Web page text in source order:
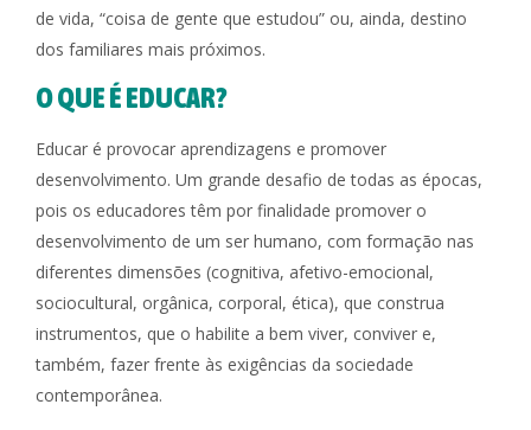
de vida, “coisa de gente que estudou” ou, ainda, destino
dos familiares mais próximos.
O QUE É EDUCAR?
Educar é provocar aprendizagens e promover
desenvolvimento. Um grande desafio de todas as épocas,
pois os educadores têm por finalidade promover o
desenvolvimento de um ser humano, com formação nas
diferentes dimensões (cognitiva, afetivo-emocional,
sociocultural, orgânica, corporal, ética), que construa
instrumentos, que o habilite a bem viver, conviver e,
também, fazer frente às exigências da sociedade
contemporânea.